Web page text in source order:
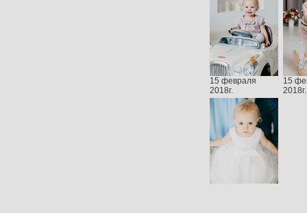
15 февраля
2018г.
15
2018г.